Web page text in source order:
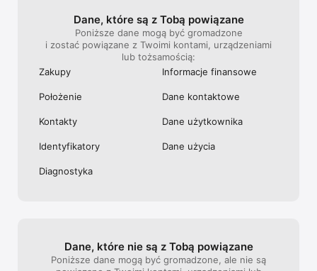
------------------------------------------------------------------
Aby przekazać nam opinię lub zadać pytanie, otwórz
WhatsApp > Ustawienia > Pomoc > Kontakt z nami
https://www.whatsapp.com/privacy
Więcej informacji na temat bezpieczeństwa w WhatsApp:
Dane, które są z Tobą powiązane
Poniższe dane mogą być gromadzone
i zostać powiązane z Twoimi kontami, urządzeniami
lub tożsamością:
Zakupy
Informacje finansowe
Położenie Dane kontaktowe
Kontakty Dane użytkownika
Identyfika­tory Dane użycia
Diagnostyka
Dane, które nie są z Tobą powiązane
Poniższe dane mogą być gromadzone, ale nie są